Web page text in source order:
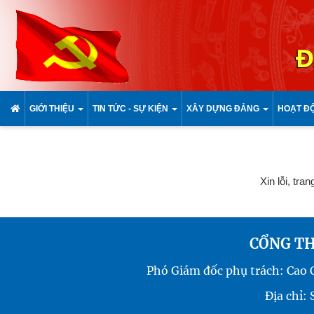
GIỚI THIỆU TIN TỨC - SỰ KIỆN XÂY DỰNG ĐẢNG HOẠT
Xin lỗi,
CỔNG
Phó Giám đốc phụ trách:
Địa chỉ: